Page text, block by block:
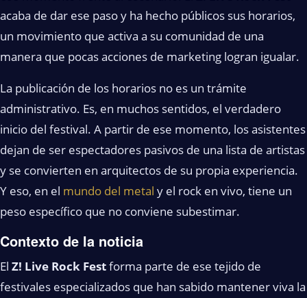
acaba de dar ese paso y ha hecho públicos sus horarios,
un movimiento que activa a su comunidad de una
manera que pocas acciones de marketing logran igualar.
La publicación de los horarios no es un trámite
administrativo. Es, en muchos sentidos, el verdadero
inicio del festival. A partir de ese momento, los asistentes
dejan de ser espectadores pasivos de una lista de artistas
y se convierten en arquitectos de su propia experiencia.
Y eso, en el mundo del metal y el rock en vivo, tiene un
peso específico que no conviene subestimar.
Contexto de la noticia
El Z! Live Rock Festforma parte de ese tejido de
festivales especializados que han sabido mantener viva la